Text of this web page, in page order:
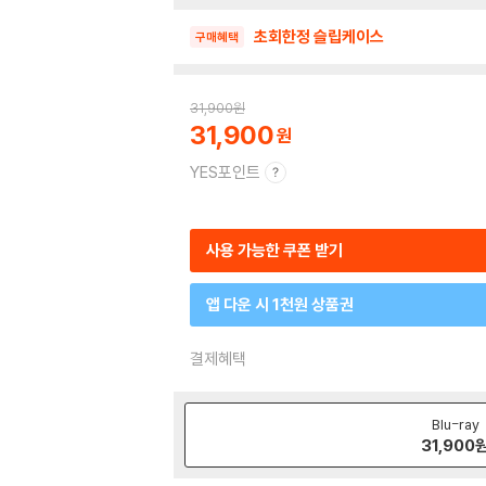
구매혜택 초회한정 슬립케이스
31,900원
31,900
YES포인트
사용 가능한 쿠폰 받기
앱 다운 시 1천원 상품권
결제혜택
Blu-ray
31,900